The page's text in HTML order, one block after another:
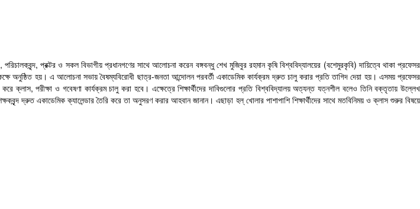
প্রক্টর ও সকল বিভাগীয় প্রধানগণের সাথে আলোচনা করেন বঙ্গবন্ধু শেখ মুজিবুর রহমান কৃষি বিশ্ববিদ্যালয়ের (বশেমুরকৃবি) দায়িত্বে থাকা প্রফেসর
অনুষ্ঠিত হয়। এ আলোচনা সভায় বৈষম্যবিরোধী ছাত্র-জনতা আন্দোলন পরবর্তী একাডেমিক কার্যক্রম দ্রুত চালু করার প্রতি তাগিদ দেয়া হয়। এসময় প্রফেসর
পরীক্ষা ও গবেষণা কার্যক্রম চালু করা হবে। এক্ষেত্রে শিক্ষার্থীদের দাবিগুলোর প্রতি বিশ্ববিদ্যালয় অত্যন্ত যত্নশীল বলেও তিনি বক্তৃতায় উল্লেখ
দ্রুত একাডেমিক ক্যালেন্ডার তৈরি করে তা অনুসরণ করার আহবান জানান। এছাড়া হল্ খোলার পাশাপাশি শিক্ষার্থীদের সাথে মতবিনিময় ও ক্লাস শুরুর বিষয়ে